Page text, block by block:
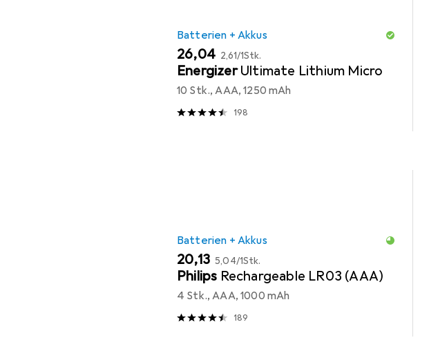
Batterien + Akkus
EUR
26,04 EUR
2,61/1Stk.
Energizer Ultimate Lithium Micro
10 Stk., AAA, 1250 mAh
198
Batterien + Akkus
EUR
20,13 EUR
5,04/1Stk.
Philips Rechargeable LR03 (AAA)
4 Stk., AAA, 1000 mAh
189